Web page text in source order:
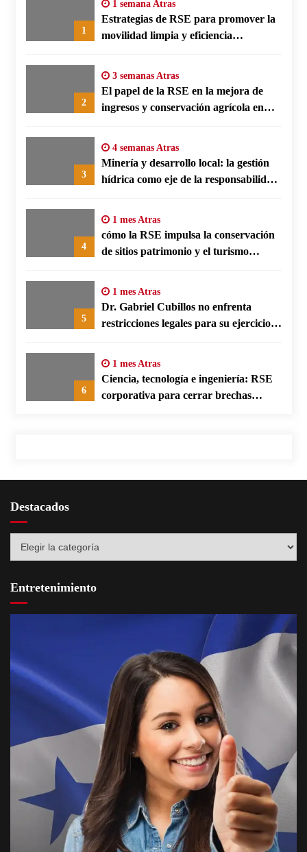
1
1 semana Atras
Estrategias de RSE para promover la
movilidad limpia y eficiencia
2
3 semanas Atras
El papel de la RSE en la mejora de
ingresos y conservación agrícola en
3
4 semanas Atras
Minería y desarrollo local: la gestión
hídrica como eje de la responsabilidad
4
1 mes Atras
cómo la RSE impulsa la conservación
de sitios patrimonio y el turismo
5
1 mes Atras
Dr. Gabriel Cubillos no enfrenta
restricciones legales para su ejercicio,
6
1 mes Atras
Ciencia, tecnología e ingeniería: RSE
corporativa para cerrar brechas
Destacados
Entretenimiento